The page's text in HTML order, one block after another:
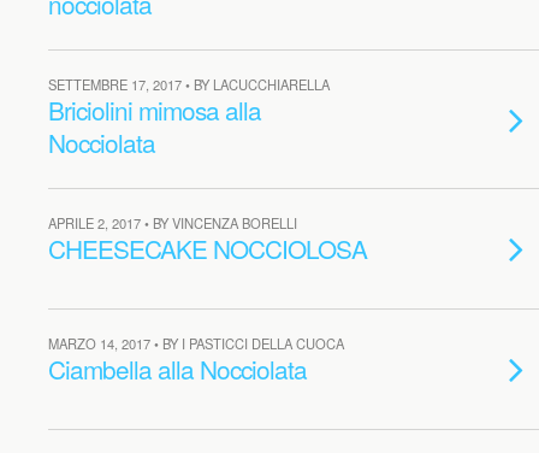
SETTEMBRE 17, 2017 • BY LACUCCHIARELLA
Briciolini mimosa alla
Nocciolata
APRILE 2, 2017 • BY VINCENZA BORELLI
CHEESECAKE NOCCIOLOSA
MARZO 14, 2017 • BY I PASTICCI DELLA CUOCA
Ciambella alla Nocciolata